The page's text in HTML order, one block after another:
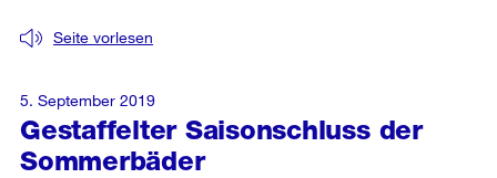
Gestaffelter Saisonschluss der
Sommerbäder
Seite vorlesen
5. September 2019